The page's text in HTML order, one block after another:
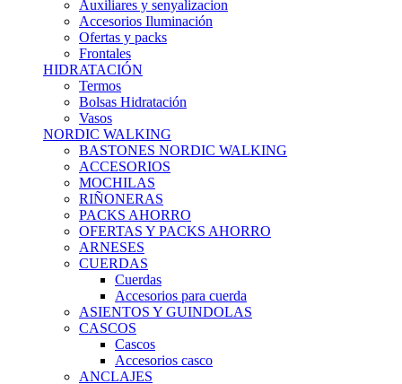
Auxiliares y senyalizacion
Accesorios Iluminación
Ofertas y packs
Frontales
HIDRATACIÓN
Termos
Bolsas Hidratación
Vasos
NORDIC WALKING
BASTONES NORDIC WALKING
ACCESORIOS
MOCHILAS
RIÑONERAS
PACKS AHORRO
OFERTAS Y PACKS AHORRO
ARNESES
CUERDAS
Cuerdas
Accesorios para cuerda
ASIENTOS Y GUINDOLAS
CASCOS
Cascos
Accesorios casco
ANCLAJES